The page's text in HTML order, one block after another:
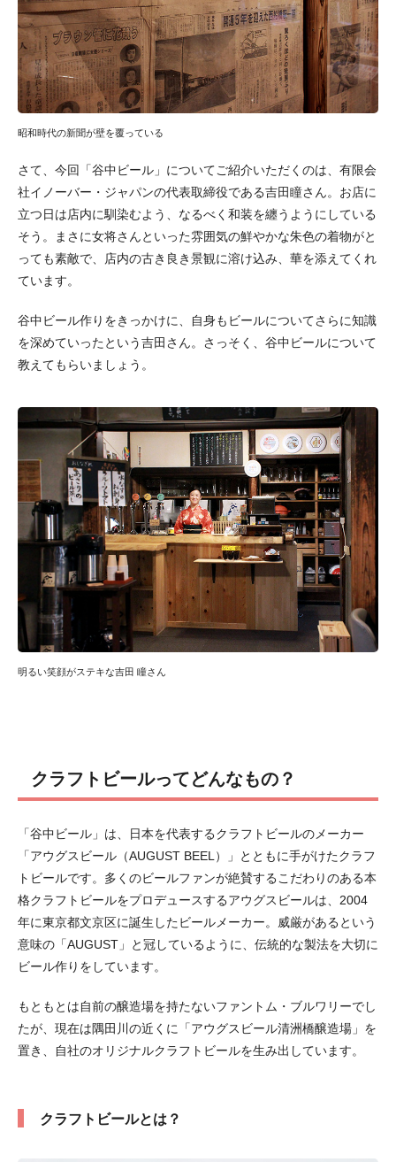
昭和時代の新聞が壁を覆っている
さて、今回「谷中ビール」についてご紹介いただくのは、有限会
社イノーバー・ジャパンの代表取締役である吉田瞳さん。お店に
立つ日は店内に馴染むよう、なるべく和装を纏うようにしている
そう。まさに女将さんといった雰囲気の鮮やかな朱色の着物がと
っても素敵で、店内の古き良き景観に溶け込み、華を添えてくれ
ています。
谷中ビール作りをきっかけに、自身もビールについてさらに知識
を深めていったという吉田さん。さっそく、谷中ビールについて
教えてもらいましょう。
明るい笑顔がステキな吉田 瞳さん
クラフトビールってどんなもの？
「谷中ビール」は、日本を代表するクラフトビールのメーカー
「アウグスビール（AUGUST BEEL）」とともに手がけたクラフ
トビールです。多くのビールファンが絶賛するこだわりのある本
格クラフトビールをプロデュースするアウグスビールは、2004
年に東京都文京区に誕生したビールメーカー。威厳があるという
意味の「AUGUST」と冠しているように、伝統的な製法を大切に
ビール作りをしています。
もともとは自前の醸造場を持たないファントム・ブルワリーでし
たが、現在は隅田川の近くに「アウグスビール清洲橋醸造場」を
置き、自社のオリジナルクラフトビールを生み出しています。
クラフトビールとは？